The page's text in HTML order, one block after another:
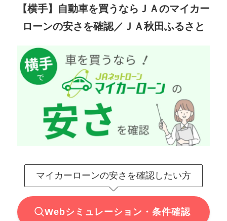
【横手】自動車を買うならＪＡのマイカー
ローンの安さを確認／ＪＡ秋田ふるさと
マイカーローンの安さを確認したい方
Webシミュレーション・条件確認